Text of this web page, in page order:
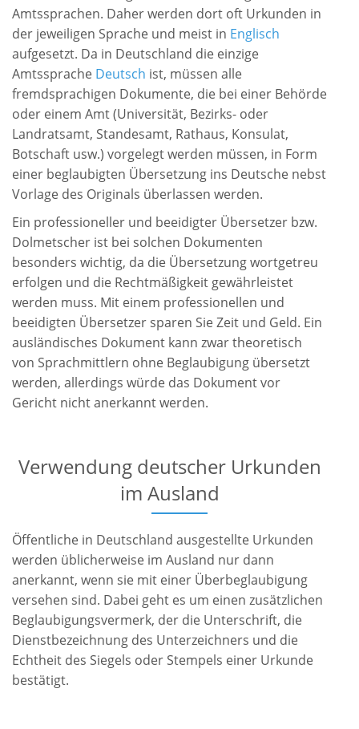
Amtssprachen. Daher werden dort oft Urkunden in
der jeweiligen Sprache und meist in Englisch
aufgesetzt. Da in Deutschland die einzige
Amtssprache Deutsch ist, müssen alle
fremdsprachigen Dokumente, die bei einer Behörde
oder einem Amt (Universität, Bezirks- oder
Landratsamt, Standesamt, Rathaus, Konsulat,
Botschaft usw.) vorgelegt werden müssen, in Form
einer beglaubigten Übersetzung ins Deutsche nebst
Vorlage des Originals überlassen werden.
Ein professioneller und beeidigter Übersetzer bzw.
Dolmetscher ist bei solchen Dokumenten
besonders wichtig, da die Übersetzung wortgetreu
erfolgen und die Rechtmäßigkeit gewährleistet
werden muss. Mit einem professionellen und
beeidigten Übersetzer sparen Sie Zeit und Geld. Ein
ausländisches Dokument kann zwar theoretisch
von Sprachmittlern ohne Beglaubigung übersetzt
werden, allerdings würde das Dokument vor
Gericht nicht anerkannt werden.
Verwendung deutscher Urkunden
im Ausland
Öffentliche in Deutschland ausgestellte Urkunden
werden üblicherweise im Ausland nur dann
anerkannt, wenn sie mit einer Überbeglaubigung
versehen sind. Dabei geht es um einen zusätzlichen
Beglaubigungsvermerk, der die Unterschrift, die
Dienstbezeichnung des Unterzeichners und die
Echtheit des Siegels oder Stempels einer Urkunde
bestätigt.